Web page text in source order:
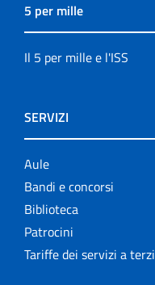
5 per mille
Il 5 per mille e l'ISS
SERVIZI
Aule
Bandi e concorsi
Biblioteca
Patrocini
Tariffe dei servizi a terzi